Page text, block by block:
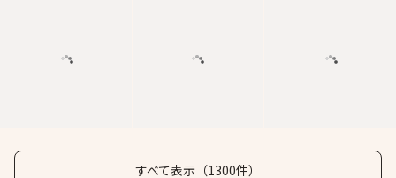
すべて表示（1300件）